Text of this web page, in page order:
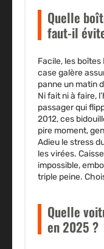
Quelle
faut-il
Facile, les boîtes
case galère
panne un matin
Ni fait ni à faire,
passager qui
2012, ces
pire moment,
Adieu le stress
les virées.
impossible,
triple peine.
Quelle
en 2025 ?